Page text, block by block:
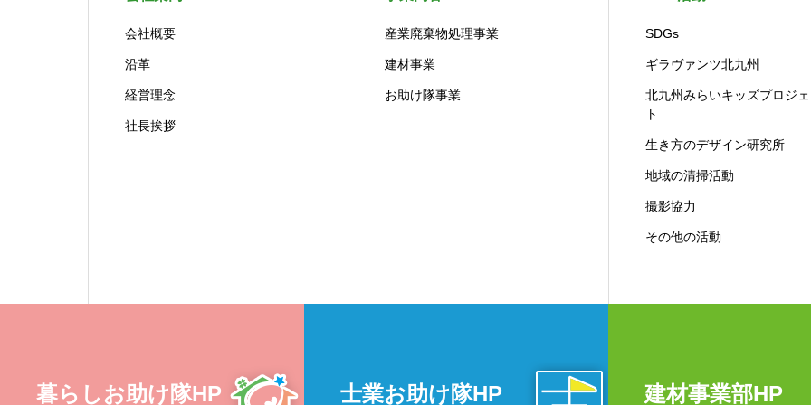
会社概要
沿革
経営理念
社長挨拶
産業廃棄物処理事業
建材事業
お助け隊事業
SDGs
ギラヴァンツ北九州
北九州みらいキッズプロジ
ト
生き方のデザイン研究所
地域の清掃活動
撮影協力
その他の活動
暮らしお助け隊HP 士業お助け隊HP 建材事業部HP